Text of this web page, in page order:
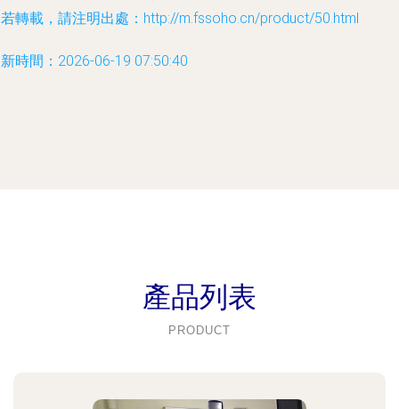
轉載，請注明出處：http://m.fssoho.cn/product/50.html
時間：2026-06-19 07:50:40
產品列表
PRODUCT